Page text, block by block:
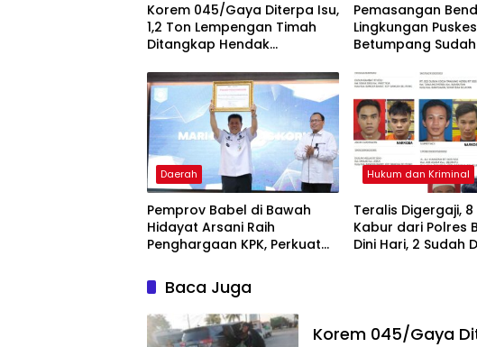
Korem 045/Gaya Diterpa Isu,
1,2 Ton Lempengan Timah
Ditangkap Hendak
Pemasangan
Lingkungan
Betumpang
Daerah
Pemprov Babel di Bawah
Hidayat Arsani Raih
Penghargaan KPK, Perkuat
Good Governance
Hukum dan Kriminal
Teralis Digergaji,
Kabur dari Polres
Dini Hari, 2 Sudah
Baca Juga
Korem 045/Gaya